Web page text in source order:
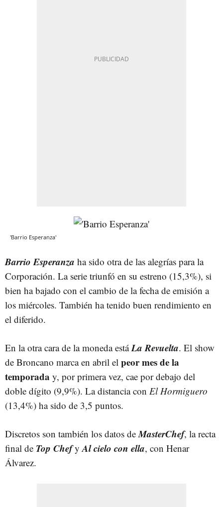
'Barrio Esperanza'
Barrio Esperanza ha sido otra de las alegrías para la
Corporación. La serie triunfó en su estreno (15,3%), si
bien ha bajado con el cambio de la fecha de emisión a
los miércoles. También ha tenido buen rendimiento en
el diferido.
En la otra cara de la moneda estáLa Revuelta. El show
de Broncano marca en abril el peor mes de la
temporada y, por primera vez, cae por debajo del
doble dígito (9,9%). La distancia con El Hormiguero
(13,4%) ha sido de 3,5 puntos.
Discretos son también los datos de MasterChef, la recta
final de Top Chefy Al cielo con ella, con Henar
Álvarez.